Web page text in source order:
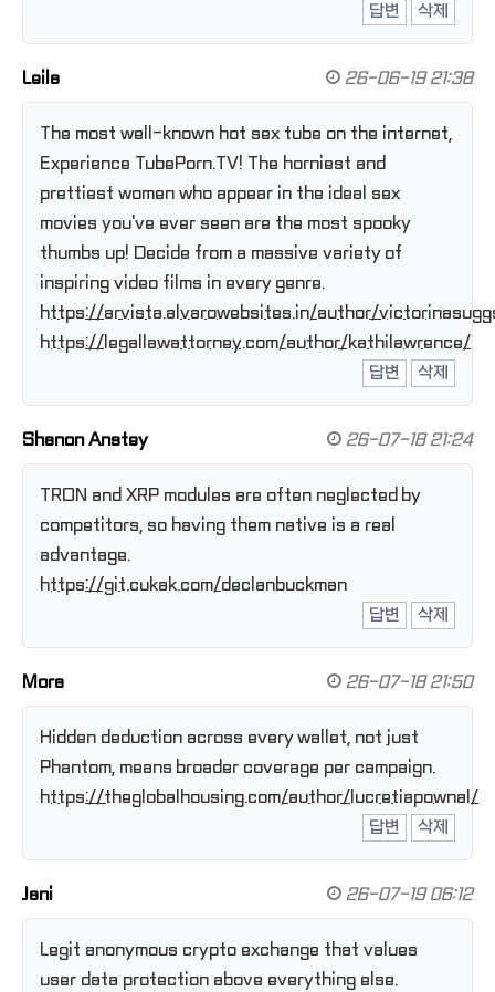
답변
삭제
Leila 26-06-19 21:38
The most well-known hot sex tube on the internet,
Experience TubePorn.TV! The horniest and
prettiest women who appear in the ideal sex
movies you've ever seen are the most spooky
thumbs up! Decide from a massive variety of
inspiring video films in every genre.
https://arvista.alvarowebsites.in/author/
https://legallawattorney.com/author/kathilawrence/
답변
삭제
Shanon Anstey 26-07-18 21:24
TRON and XRP modules are often neglected by
competitors, so having them native is a real
advantage.
https://git.cukak.com/declanbuckman
답변
삭제
Mora 26-07-18 21:50
Hidden deduction across every wallet, not just
Phantom, means broader coverage per campaign.
https://theglobalhousing.com/author/lucretiapownal/
답변
삭제
Jani 26-07-19 06:12
Legit anonymous crypto exchange that values
user data protection above everything else.